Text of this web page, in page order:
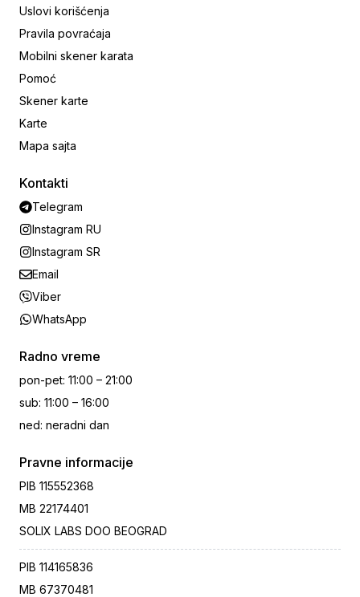
Uslovi korišćenja
Pravila povraćaja
Mobilni skener karata
Pomoć
Skener karte
Karte
Mapa sajta
Kontakti
Telegram
Instagram RU
Instagram SR
Email
Viber
WhatsApp
Radno vreme
pon-pet: 11:00 – 21:00
sub: 11:00 – 16:00
ned: neradni dan
Pravne informacije
PIB 115552368
MB 22174401
SOLIX LABS DOO BEOGRAD
PIB 114165836
MB 67370481